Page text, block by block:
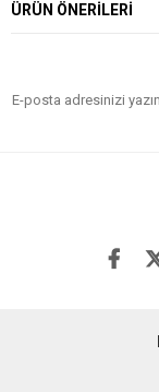
ÜRÜN ÖNERILERI